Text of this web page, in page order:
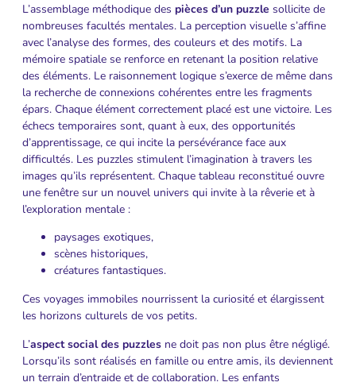
L’assemblage méthodique des pièces d’un puzzle sollicite de
nombreuses facultés mentales. La perception visuelle s’affine
avec l’analyse des formes, des couleurs et des motifs. La
mémoire spatiale se renforce en retenant la position relative
des éléments. Le raisonnement logique s’exerce de même dans
la recherche de connexions cohérentes entre les fragments
épars. Chaque élément correctement placé est une victoire. Les
échecs temporaires sont, quant à eux, des opportunités
d’apprentissage, ce qui incite la persévérance face aux
difficultés. Les puzzles stimulent l’imagination à travers les
images qu’ils représentent. Chaque tableau reconstitué ouvre
une fenêtre sur un nouvel univers qui invite à la rêverie et à
l’exploration mentale :
paysages exotiques,
scènes historiques,
créatures fantastiques.
Ces voyages immobiles nourrissent la curiosité et élargissent
les horizons culturels de vos petits.
L’aspect social des puzzles ne doit pas non plus être négligé.
Lorsqu’ils sont réalisés en famille ou entre amis, ils deviennent
un terrain d’entraide et de collaboration. Les enfants